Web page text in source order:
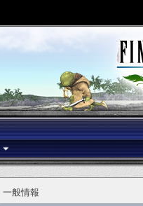
一般情報